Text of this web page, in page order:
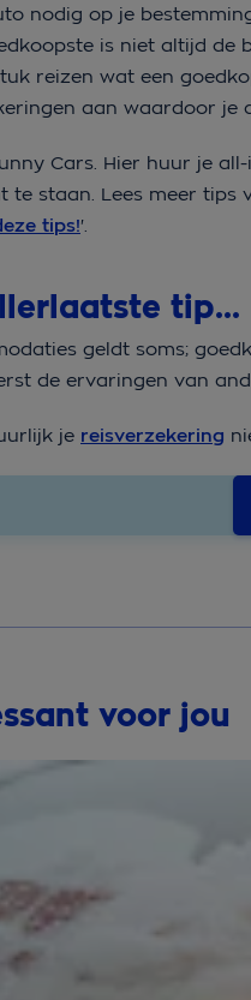
nodig op je
is niet altijd de
reizen wat een
aan waardoor je
Cars. Hier huur je
te staan. Lees meer
tips!'.
tip...
geldt soms;
de ervaringen van
je reisverzekering
voor jou